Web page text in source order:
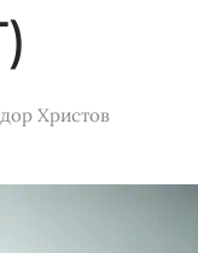
Христов